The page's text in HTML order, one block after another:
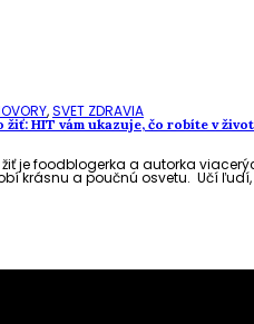
,SVET ZDRAVIA
HIT vám ukazuje, čo robíte v
žiť je foodblogerka a autorka
krásnu a poučnú osvetu. Učí